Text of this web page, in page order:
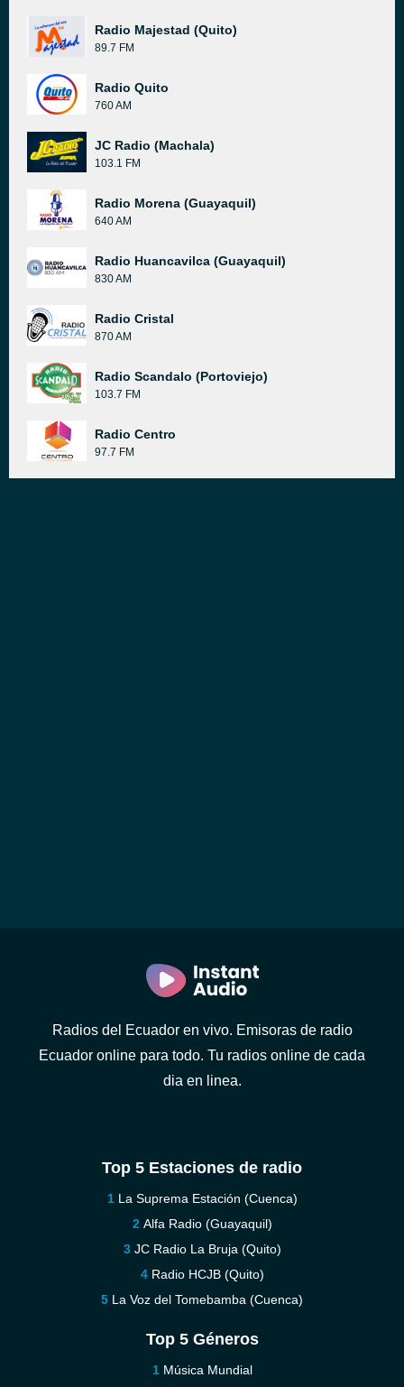
Radio Majestad (Quito)
89.7 FM
Radio Quito
760 AM
JC Radio (Machala)
103.1 FM
Radio Morena (Guayaquil)
640 AM
Radio Huancavilca (Guayaquil)
830 AM
Radio Cristal
870 AM
Radio Scandalo (Portoviejo)
103.7 FM
Radio Centro
97.7 FM
Radios del Ecuador en vivo. Emisoras de radio
Ecuador online para todo. Tu radios online de cada
dia en linea.
Top 5 Estaciones de radio
La Suprema Estación (Cuenca)
Alfa Radio (Guayaquil)
JC Radio La Bruja (Quito)
Radio HCJB (Quito)
La Voz del Tomebamba (Cuenca)
Top 5 Géneros
Música Mundial